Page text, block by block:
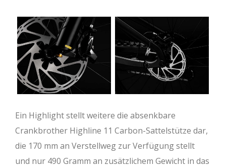
Ein Highlight stellt weitere die absenkbare
Crankbrother Highline 11 Carbon-Sattelstütze dar,
die 170 mm an Verstellweg zur Verfügung stellt
und nur 490 Gramm an zusätzlichem Gewicht in das